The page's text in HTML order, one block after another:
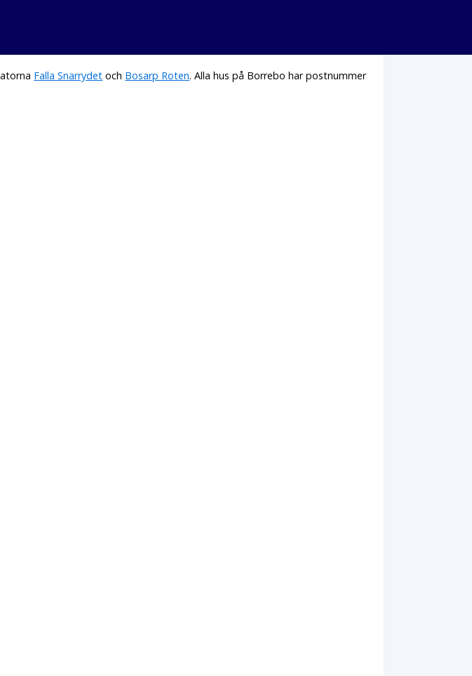
Falla Snarrydet och Bosarp Roten. Alla hus på Borrebo har postnummer